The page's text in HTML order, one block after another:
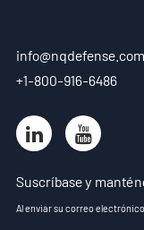
info@nqdefense.com
+1-800-916-6486
Suscríbase y
Al enviar su correo